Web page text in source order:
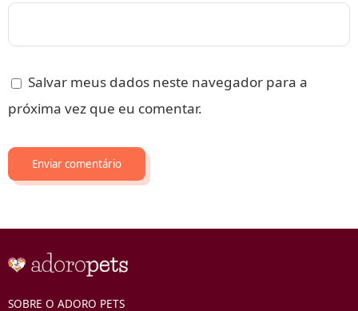
Salvar meus dados neste navegador para a
próxima vez que eu comentar.
SOBRE O ADORO PETS